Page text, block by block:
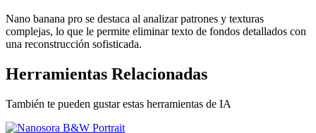
Nano banana pro se destaca al analizar patrones y texturas
complejas, lo que le permite eliminar texto de fondos detallados con
una reconstrucción sofisticada.
Herramientas Relacionadas
También te pueden gustar estas herramientas de IA